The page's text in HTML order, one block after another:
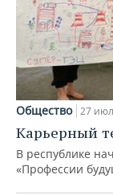
Общество 27
Карьерный
В республике
«Профессии